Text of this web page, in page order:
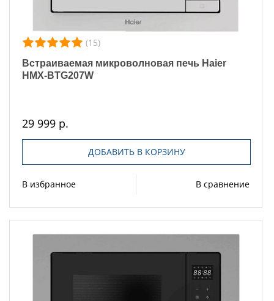
(15)
Встраиваемая микроволновая печь Haier
HMX-BTG207W
29 999 р.
ДОБАВИТЬ В КОРЗИНУ
В избранное В сравнение